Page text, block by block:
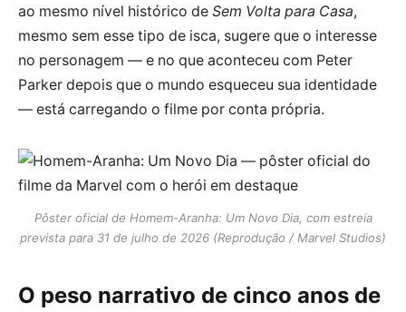
ao mesmo nível histórico de Sem Volta para Casa,
mesmo sem esse tipo de isca, sugere que o interesse
no personagem — e no que aconteceu com Peter
Parker depois que o mundo esqueceu sua identidade
— está carregando o filme por conta própria.
Pôster oficial de Homem-Aranha: Um Novo Dia, com estreia
prevista para 31 de julho de 2026 (Reprodução / Marvel Studios)
O peso narrativo de cinco anos de